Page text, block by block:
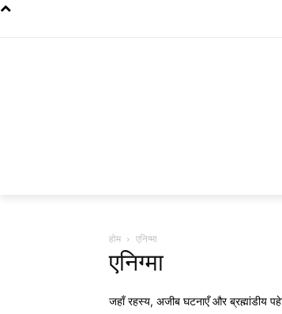
होम एनिग्मा
एनिग्मा
जहाँ रहस्य, अजीब घटनाएँ और ब्रह्मांडीय